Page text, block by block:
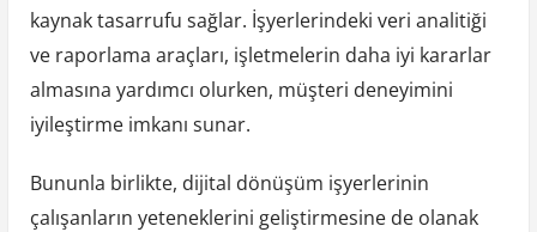
kaynak tasarrufu sağlar. İşyerlerindeki veri analitiği
ve raporlama araçları, işletmelerin daha iyi kararlar
almasına yardımcı olurken, müşteri deneyimini
iyileştirme imkanı sunar.
Bununla birlikte, dijital dönüşüm işyerlerinin
çalışanların yeteneklerini geliştirmesine de olanak